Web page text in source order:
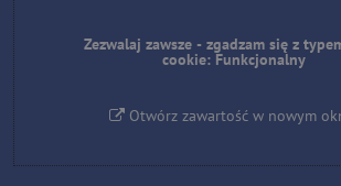
Zezwalaj zawsze - zgadzam się z
cookie: Funkcjonalny
Otwórz zawartość w nowym